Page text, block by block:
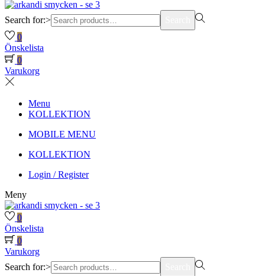
Search for:>
0
Önskelista
0
Varukorg
Menu
KOLLEKTION
MOBILE MENU
KOLLEKTION
Login / Register
Meny
0
Önskelista
0
Varukorg
Search for:>